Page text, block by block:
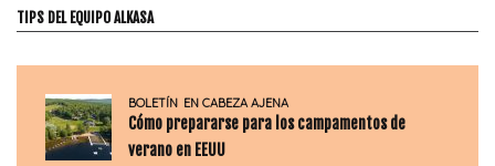
TIPS DEL EQUIPO ALKASA
BOLETÍN EN CABEZA AJENA
Cómo prepararse para los campamentos de
verano en EEUU